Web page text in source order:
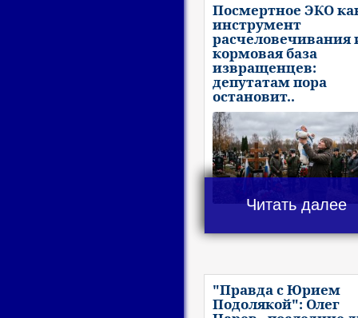
Посмертное ЭКО
инструмент
расчеловечивания
кормовая база
извращенцев:
депутатам пора
остановит..
Читать далее
"Правда с Юрием
Подолякой": Олег